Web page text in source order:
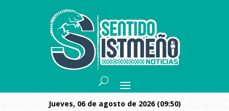
jueves, 06 de agosto de 2026 (09:50)